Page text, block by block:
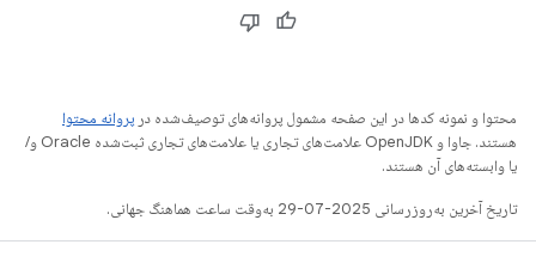
محتوا و نمونه کدها در این صفحه مشمول پروانه‌های توصیف‌شده در پروانه محتوا
هستند. جاوا و OpenJDK علامت‌های تجاری یا علامت‌های تجاری ثبت‌شده Oracle و/
یا وابسته‌های آن هستند.
تاریخ آخرین به‌روزرسانی 2025-07-29 به‌وقت ساعت هماهنگ جهانی.